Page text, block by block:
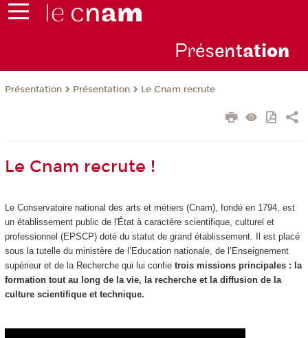
Présentation
Présentation Présentation Le Cnam recrute
Le Cnam recrute !
Le Conservatoire national des arts et métiers (Cnam), fondé en 1794, est
un établissement public de l'État à caractère scientifique, culturel et
professionnel (EPSCP) doté du statut de grand établissement. Il est placé
sous la tutelle du ministère de l’Education nationale, de l’Enseignement
supérieur et de la Recherche qui lui confie trois missions principales : la
formation tout au long de la vie, la recherche et la diffusion de la
culture scientifique et technique.